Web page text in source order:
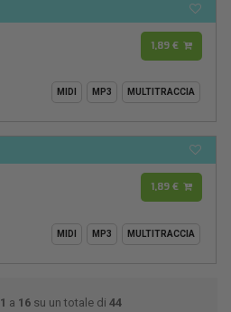
1,89 €
MIDI MP3 MULTITRACCIA
1,89 €
MIDI MP3 MULTITRACCIA
1 a 16su un totale di 44